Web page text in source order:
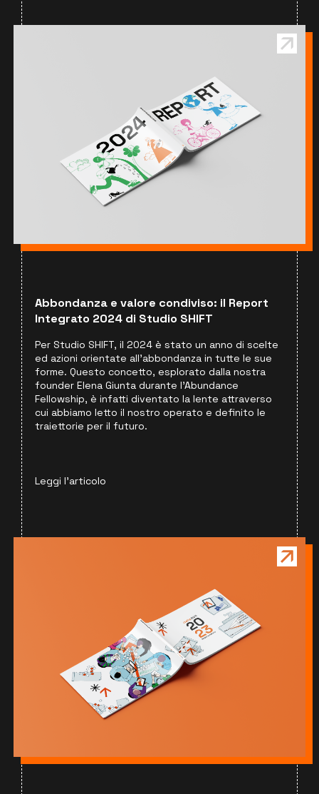
Abbondanza e valore condiviso: il Report
Integrato 2024 di Studio SHIFT
Per Studio SHIFT, il 2024 è stato un anno di scelte
ed azioni orientate all'abbondanza in tutte le sue
forme. Questo concetto, esplorato dalla nostra
founder Elena Giunta durante l'Abundance
Fellowship, è infatti diventato la lente attraverso
cui abbiamo letto il nostro operato e definito le
traiettorie per il futuro.
Leggi l'articolo